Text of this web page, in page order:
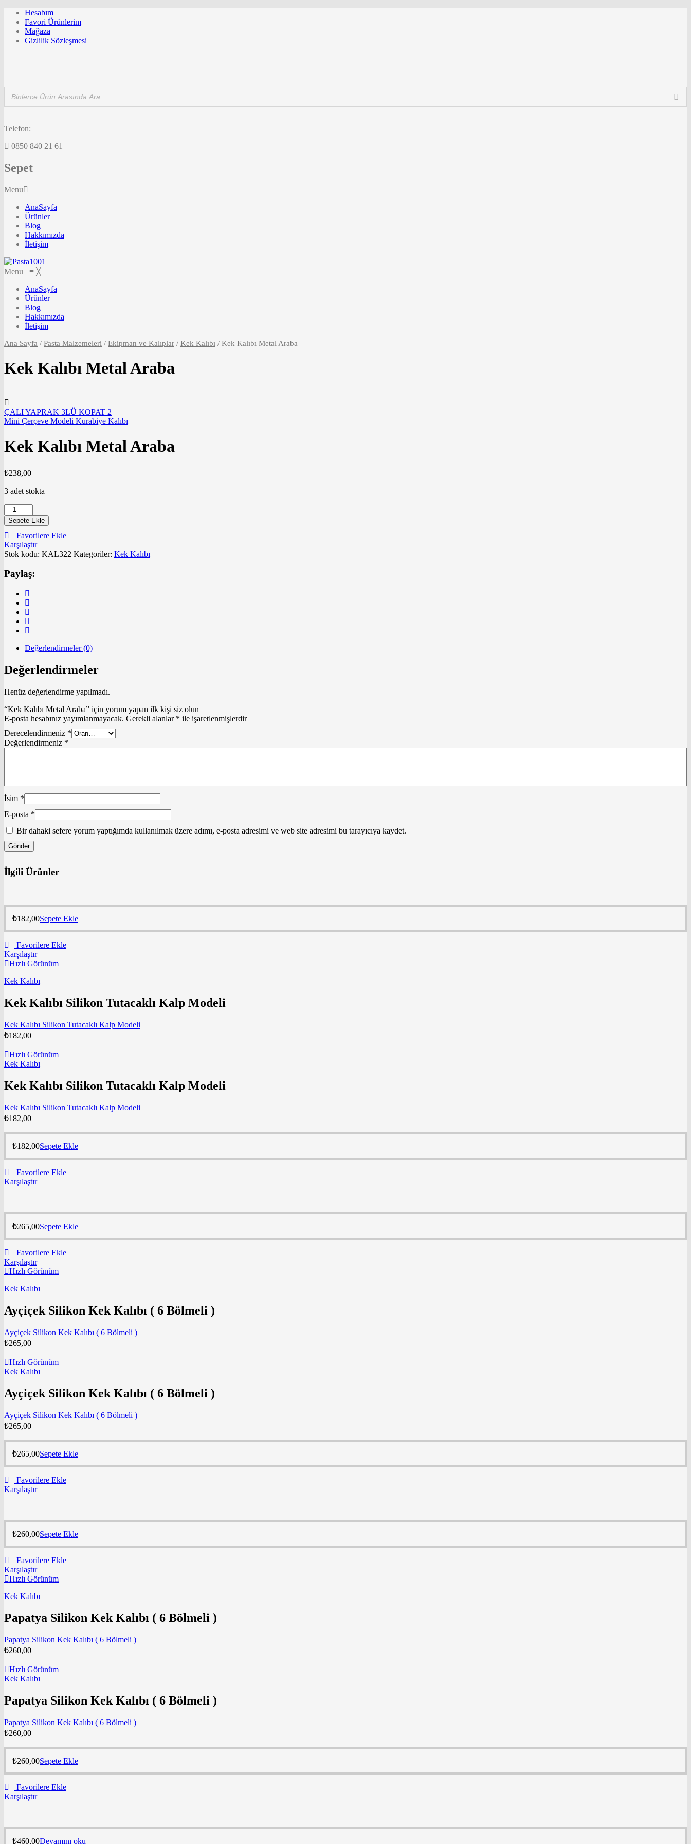
Hesabım
Favori Ürünlerim
Mağaza
Gizlilik Sözleşmesi
Telefon:
0850 840 21 61
Sepet
Menu
AnaSayfa
Ürünler
Blog
Hakkımızda
İletişim
Menu ≡ ╳
AnaSayfa
Ürünler
Blog
Hakkımızda
İletişim
Ana Sayfa / Pasta Malzemeleri / Ekipman ve Kalıplar / Kek Kalıbı / Kek Kalıbı Metal Araba
Kek Kalıbı Metal Araba
ÇALI YAPRAK 3LÜ KOPAT 2
Mini Çerçeve Modeli Kurabiye Kalıbı
Kek Kalıbı Metal Araba
₺238,00
3 adet stokta
Kek
Kalıbı
Metal
Araba
adet
Sepete Ekle
Favorilere Ekle
Karşılaştır
Stok kodu: KAL322 Kategoriler: Kek Kalıbı
Paylaş:
Değerlendirmeler (0)
Değerlendirmeler
Henüz değerlendirme yapılmadı.
“Kek Kalıbı Metal Araba” için yorum yapan ilk kişi siz olun
E-posta hesabınız yayımlanmayacak. Gerekli alanlar * ile işaretlenmişlerdir
Derecelendirmeniz *
Değerlendirmeniz *
İsim *
E-posta *
Bir dahaki sefere yorum yaptığımda kullanılmak üzere adımı, e-posta adresimi ve web site adresimi bu tarayıcıya kaydet.
İlgili Ürünler
₺182,00Sepete Ekle
Favorilere Ekle
Karşılaştır
Hızlı Görünüm
Kek Kalıbı
Kek Kalıbı Silikon Tutacaklı Kalp Modeli
Kek Kalıbı Silikon Tutacaklı Kalp Modeli
₺182,00
Hızlı Görünüm
Kek Kalıbı
Kek Kalıbı Silikon Tutacaklı Kalp Modeli
Kek Kalıbı Silikon Tutacaklı Kalp Modeli
₺182,00
₺182,00Sepete Ekle
Favorilere Ekle
Karşılaştır
₺265,00Sepete Ekle
Favorilere Ekle
Karşılaştır
Hızlı Görünüm
Kek Kalıbı
Ayçiçek Silikon Kek Kalıbı ( 6 Bölmeli )
Ayçiçek Silikon Kek Kalıbı ( 6 Bölmeli )
₺265,00
Hızlı Görünüm
Kek Kalıbı
Ayçiçek Silikon Kek Kalıbı ( 6 Bölmeli )
Ayçiçek Silikon Kek Kalıbı ( 6 Bölmeli )
₺265,00
₺265,00Sepete Ekle
Favorilere Ekle
Karşılaştır
₺260,00Sepete Ekle
Favorilere Ekle
Karşılaştır
Hızlı Görünüm
Kek Kalıbı
Papatya Silikon Kek Kalıbı ( 6 Bölmeli )
Papatya Silikon Kek Kalıbı ( 6 Bölmeli )
₺260,00
Hızlı Görünüm
Kek Kalıbı
Papatya Silikon Kek Kalıbı ( 6 Bölmeli )
Papatya Silikon Kek Kalıbı ( 6 Bölmeli )
₺260,00
₺260,00Sepete Ekle
Favorilere Ekle
Karşılaştır
₺460,00Devamını oku